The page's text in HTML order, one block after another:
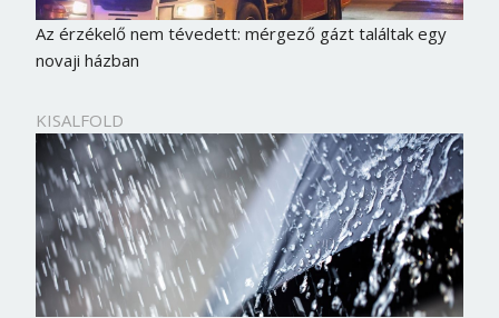
Az érzékelő nem tévedett: mérgező gázt találtak egy
novaji házban
KISALFOLD